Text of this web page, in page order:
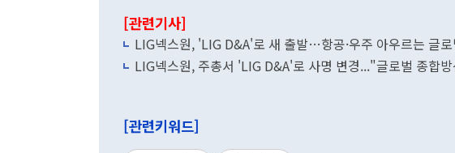
[관련기사]
LIG넥스원, 'LIG D&A'로 새 출발…항공·우주 아우르는 글
LIG넥스원, 주총서 'LIG D&A'로 사명 변경..."글로벌 종합
[관련키워드]